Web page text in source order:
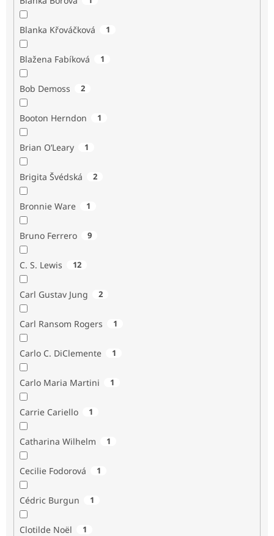
Blanka Křováčková 1
Blažena Fabíková 1
Bob Demoss 2
Booton Herndon 1
Brian O’Leary 1
Brigita Švédská 2
Bronnie Ware 1
Bruno Ferrero 9
C. S. Lewis 12
Carl Gustav Jung 2
Carl Ransom Rogers 1
Carlo C. DiClemente 1
Carlo Maria Martini 1
Carrie Cariello 1
Catharina Wilhelm 1
Cecilie Fodorová 1
Cédric Burgun 1
Clotilde Noël 1